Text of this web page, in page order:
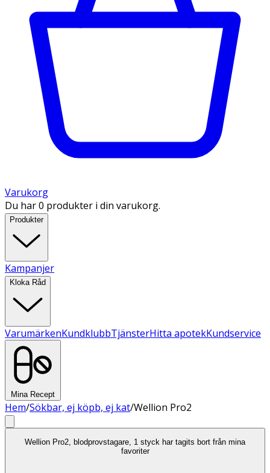
Varukorg
Du har 0 produkter i din varukorg.
Produkter
Kampanjer
Kloka Råd
VarumärkenKundklubbTjänsterHitta apotekKundservice
Mina Recept
Hem/Sökbar, ej köpb, ej kat/Wellion Pro2
Wellion Pro2, blodprovstagare, 1 styck har tagits bort från mina
favoriter